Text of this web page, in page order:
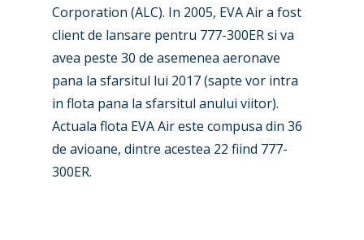
Corporation (ALC). In 2005, EVA Air a fost
client de lansare pentru 777-300ER si va
avea peste 30 de asemenea aeronave
pana la sfarsitul lui 2017 (sapte vor intra
in flota pana la sfarsitul anului viitor).
Actuala flota EVA Air este compusa din 36
de avioane, dintre acestea 22 fiind 777-
300ER.
New Routes
Industry
Airshows
Dubai 2025
Business Jets